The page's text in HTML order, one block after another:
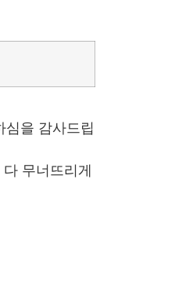
을 감사드립
무너뜨리게